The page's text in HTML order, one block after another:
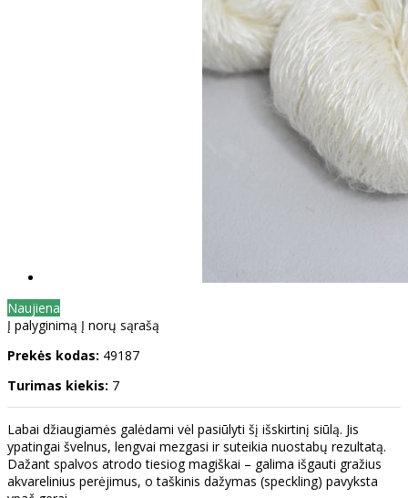
Naujiena
Į palyginimą Į norų sąrašą
Prekės kodas: 49187
Turimas kiekis: 7
Labai džiaugiamės galėdami vėl pasiūlyti šį išskirtinį siūlą. Jis
ypatingai švelnus, lengvai mezgasi ir suteikia nuostabų rezultatą.
Dažant spalvos atrodo tiesiog magiškai – galima išgauti gražius
akvarelinius perėjimus, o taškinis dažymas (speckling) pavyksta